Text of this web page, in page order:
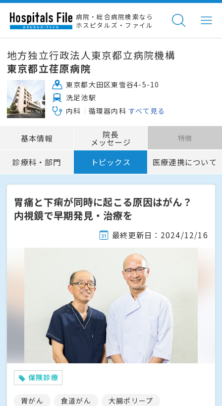
病院・総合病院検索なら
ホスピタルズ・ファイル
地方独立行政法人東京都立病院機構
東京都立荏原病院
東京都大田区東雪谷4-5-10
洗足池駅
内科
循環器内科 すべて見る
基本情報 院長
メッセージ 特徴
診療科・部門 トピックス 医療連携について
胃痛と下痢が同時に起こる原因はがん？
内視鏡で早期発見・治療を
最終更新日：2024/12/16
保険診療
胃がん 食道がん 大腸ポリープ